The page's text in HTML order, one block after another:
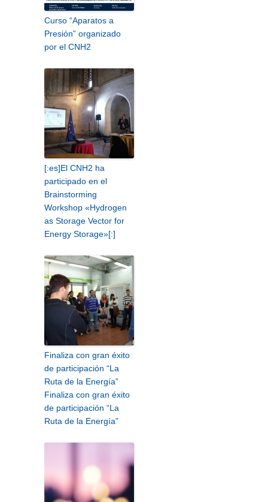
Curso “Aparatos a
Presión” organizado
por el CNH2
[:es]El CNH2 ha
participado en el
Brainstorming
Workshop «Hydrogen
as Storage Vector for
Energy Storage»[:]
Finaliza con gran éxito
de participación “La
Ruta de la Energía”
Finaliza con gran éxito
de participación “La
Ruta de la Energía”